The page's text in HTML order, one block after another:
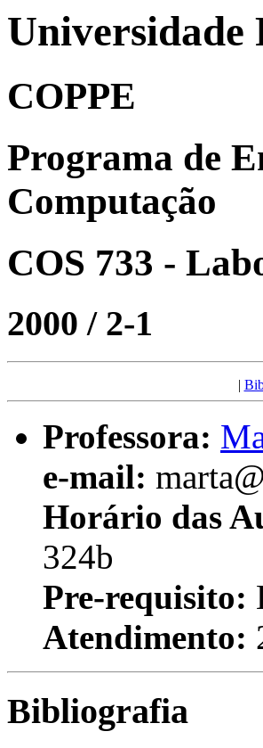
Universidade
COPPE
Programa de
Computação
COS 733 -
2000 / 2-1
|
Professora:
e-mail:
Horário das
324b
Pre-requisito:
Atendimento:
Bibliografia